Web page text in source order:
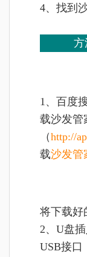
4、找到
方
1、 百度
载沙发管
（http://
载沙发管
将下载好
2、U盘插
USB接口